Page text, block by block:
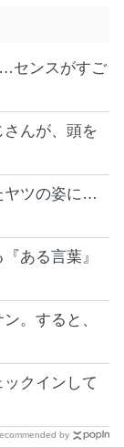
センスがすご
んが、頭を
ヤツの姿に…
ある言葉』
。すると、
クインして
by